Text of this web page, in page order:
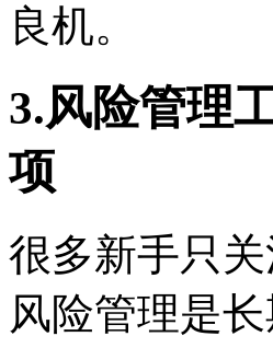
良机。
3.风险管理
项
很多新手只
风险管理是